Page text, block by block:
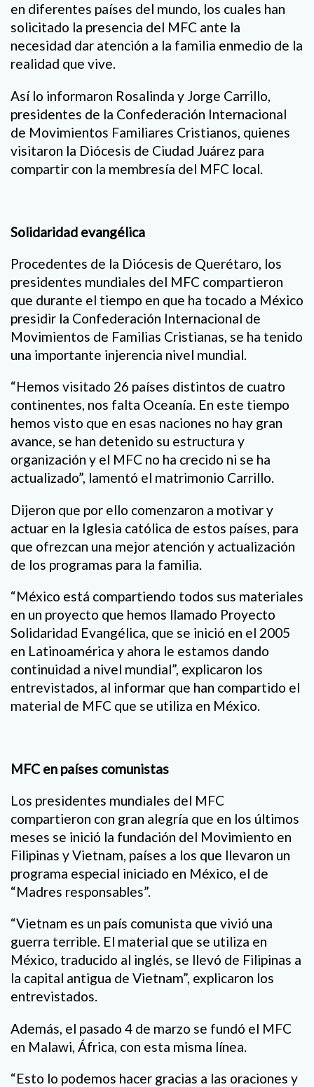
en diferentes países del mundo, los cuales han
solicitado la presencia del MFC ante la
necesidad dar atención a la familia enmedio de la
realidad que vive.
Así lo informaron Rosalinda y Jorge Carrillo,
presidentes de la Confederación Internacional
de Movimientos Familiares Cristianos, quienes
visitaron la Diócesis de Ciudad Juárez para
compartir con la membresía del MFC local.
Solidaridad evangélica
Procedentes de la Diócesis de Querétaro, los
presidentes mundiales del MFC compartieron
que durante el tiempo en que ha tocado a México
presidir la Confederación Internacional de
Movimientos de Familias Cristianas, se ha tenido
una importante injerencia nivel mundial.
“Hemos visitado 26 países distintos de cuatro
continentes, nos falta Oceanía. En este tiempo
hemos visto que en esas naciones no hay gran
avance, se han detenido su estructura y
organización y el MFC no ha crecido ni se ha
actualizado”, lamentó el matrimonio Carrillo.
Dijeron que por ello comenzaron a motivar y
actuar en la Iglesia católica de estos países, para
que ofrezcan una mejor atención y actualización
de los programas para la familia.
“México está compartiendo todos sus materiales
en un proyecto que hemos llamado Proyecto
Solidaridad Evangélica, que se inició en el 2005
en Latinoamérica y ahora le estamos dando
continuidad a nivel mundial”, explicaron los
entrevistados, al informar que han compartido el
material de MFC que se utiliza en México.
MFC en países comunistas
Los presidentes mundiales del MFC
compartieron con gran alegría que en los últimos
meses se inició la fundación del Movimiento en
Filipinas y Vietnam, países a los que llevaron un
programa especial iniciado en México, el de
“Madres responsables”.
“Vietnam es un país comunista que vivió una
guerra terrible. El material que se utiliza en
México, traducido al inglés, se llevó de Filipinas a
la capital antigua de Vietnam”, explicaron los
entrevistados.
Además, el pasado 4 de marzo se fundó el MFC
en Malawi, África, con esta misma línea.
“Esto lo podemos hacer gracias a las oraciones y